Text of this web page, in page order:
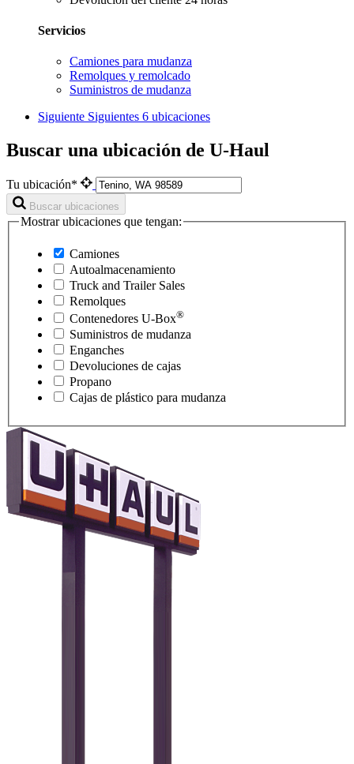
Servicios
Camiones para mudanza
Remolques y remolcado
Suministros de mudanza
Siguiente Siguientes 6 ubicaciones
Buscar una ubicación de U-Haul
Tu ubicación*
Buscar ubicaciones
Mostrar ubicaciones que tengan:
Camiones
Autoalmacenamiento
Truck and Trailer Sales
Remolques
Contenedores U-Box®
Suministros de mudanza
Enganches
Devoluciones de cajas
Propano
Cajas de plástico para mudanza